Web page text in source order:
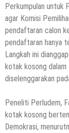
Perkumpulan untuk
agar Komisi
pendaftaran calon
pendaftaran hanya
Langkah ini
kotak kosong dalam
diselenggarakan
Peneliti Perludem,
kotak kosong
Demokrasi,